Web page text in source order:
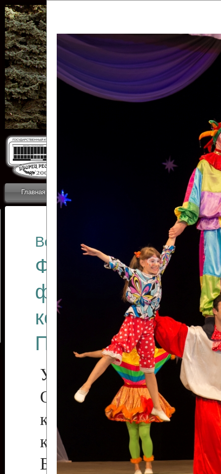
Главная Приветствие Новости
ОТЧЕТЫ ГКЦ
Все отчеты
Финал
фестиваля
коллективов
Приднестровского
Участники фестиваля:
Образцовый
коллектив
культуры с.
Бендеры ,